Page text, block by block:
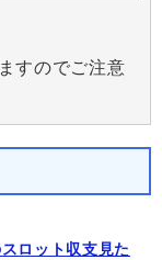
すのでご注意
ロット収支見た